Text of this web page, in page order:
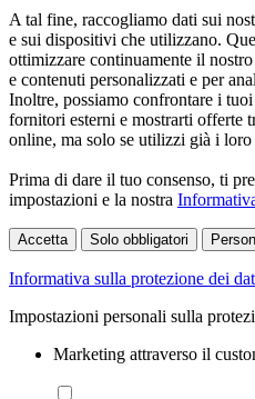
A tal fine, raccogliamo dati sui
e sui dispositivi che utilizzano.
ottimizzare continuamente il
e contenuti personalizzati e per
Inoltre, possiamo confrontare i
fornitori esterni e mostrarti offerte
online, ma solo se utilizzi già i loro
Prima di dare il tuo consenso, ti
impostazioni e la nostra
Accetta Solo obbligatori
Informativa sulla protezione dei
Impostazioni personali sulla
Marketing attraverso il